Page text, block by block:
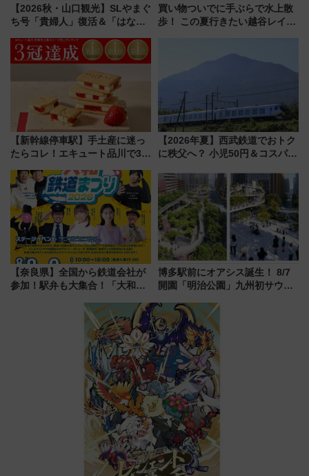
【2026秋・山口観光】SLやまぐ
ち号「貴婦人」復活＆「はなあ
注目観光列車まとめ きっぷの取
り方は？
買い物ついでに手ぶらで水上散
歩！ この夏行きたい越谷レイク
【新幹線停車駅】手土産に迷っ
たらコレ！エキュート品川で3年
産スイーツとは？
【2026年夏】西武鉄道でおトク
に秩父へ？ 小児50円＆コスパ最
族旅行！ 深夜の正丸トンネル探
検や特急ラビューも
【奈良県】全国から鉄道会社が
参加！駅弁も大集合！「大和鉄
博多駅前にオアシス誕生！ 8/7
開園「明治公園」九州初サウナ
品グルメ登場で駅前の過ごし方
はどう変わる？